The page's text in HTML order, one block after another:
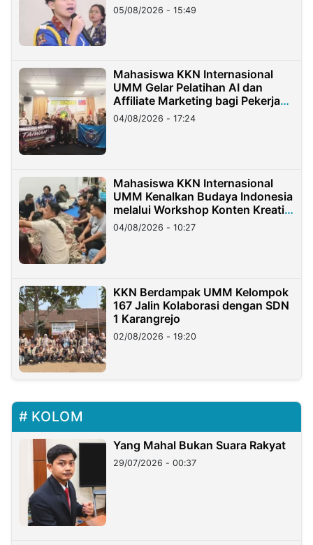
05/08/2026 - 15:49
Mahasiswa KKN Internasional
UMM Gelar Pelatihan AI dan
Affiliate Marketing bagi Pekerja
Migran Indonesia di Taiwan
04/08/2026 - 17:24
Mahasiswa KKN Internasional
UMM Kenalkan Budaya Indonesia
melalui Workshop Konten Kreatif
di Taiwan
04/08/2026 - 10:27
KKN Berdampak UMM Kelompok
167 Jalin Kolaborasi dengan SDN
1 Karangrejo
02/08/2026 - 19:20
KOLOM
Yang Mahal Bukan Suara Rakyat
29/07/2026 - 00:37